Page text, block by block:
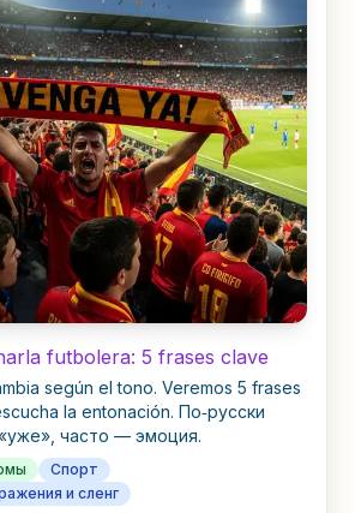
futbolera: 5 frases clave
según el tono. Veremos 5 frases
la entonación. По‑русски
часто — эмоция.
Спорт
и сленг